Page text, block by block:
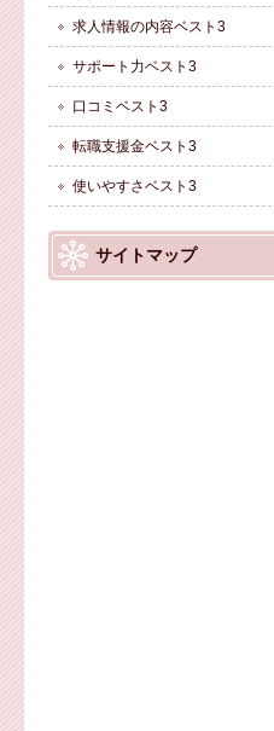
求人情報の内容ベスト3
サポート力ベスト3
口コミベスト3
転職支援金ベスト3
使いやすさベスト3
サイトマップ